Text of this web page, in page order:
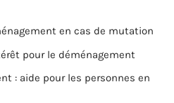
en cas de mutation
pour le déménagement
: aide pour les personnes en